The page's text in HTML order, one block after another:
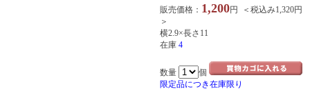
販売価格： 1,200円 ＜税込み1,320円
＞
横2.9×長さ11
在庫 4
数量
個
限定品につき在庫限り